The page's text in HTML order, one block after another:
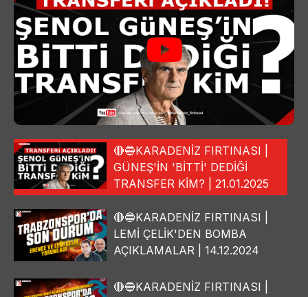
🔴🔵KARADENİZ FIRTINASI |
GÜNEŞ'İN 'BİTTİ' DEDİĞİ
TRANSFER KİM? | 21.01.2025
🔴🔵KARADENİZ FIRTINASI |
LEMİ ÇELİK'DEN BOMBA
AÇIKLAMALAR | 14.12.2024
🔴🔵KARADENİZ FIRTINASI |